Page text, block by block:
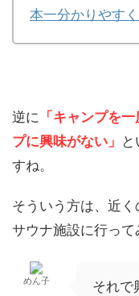
本一分かりやすく
逆に 「キャンプを
プに興味がない」
すね。
そういう方は、近
サウナ施設に行って
めん子
それで